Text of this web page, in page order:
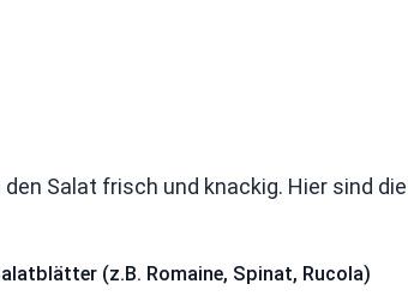
Salat frisch und knackig. Hier sind
(z.B. Romaine, Spinat, Rucola)